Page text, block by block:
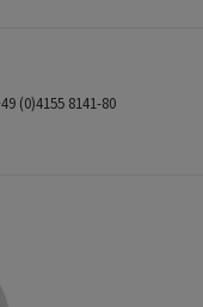
(0)4155 8141-80